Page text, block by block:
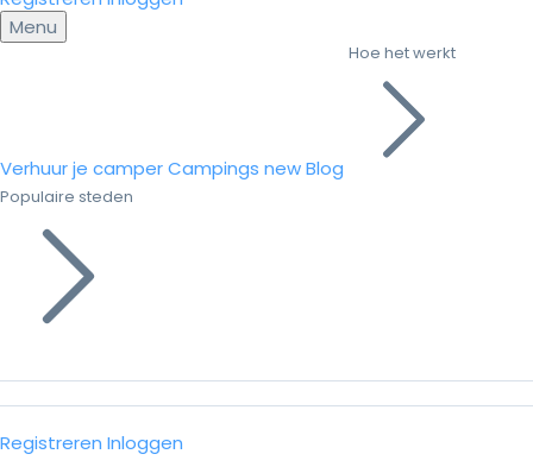
Menu
Verhuur je camperCampings newBlog
Hoe het werkt
Populaire steden
Registreren Inloggen